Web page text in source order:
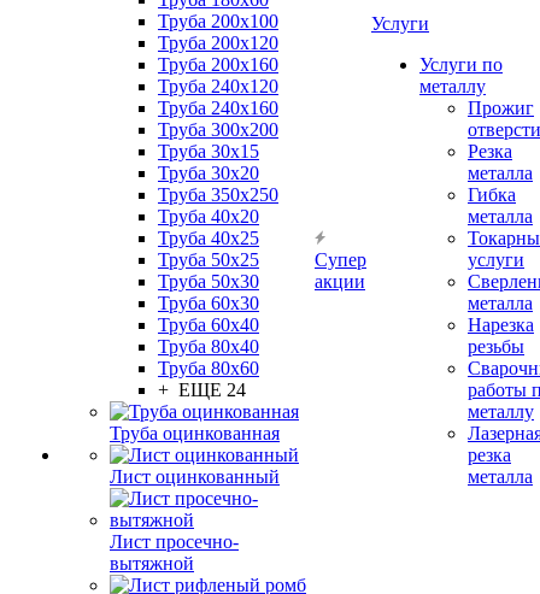
Труба 200x100
Труба 200x120
Труба 200x160
Труба 240x120
Труба 240x160
Труба 300x200
Труба 30x15
Труба 30x20
Труба 350x250
Труба 40x20
Труба 40x25
Труба 50x25
Труба 50x30
Труба 60x30
Труба 60x40
Труба 80x40
Труба 80x60
+ ЕЩЕ 24
Труба оцинкованная
Лист оцинкованный
Лист просечно-
вытяжной
Супер
акции
Услуги
Услуги по
металлу
Прожиг
Резка
металла
Гибка
металла
услуги
металла
Нарезка
резьбы
работы
металлу
резка
металла